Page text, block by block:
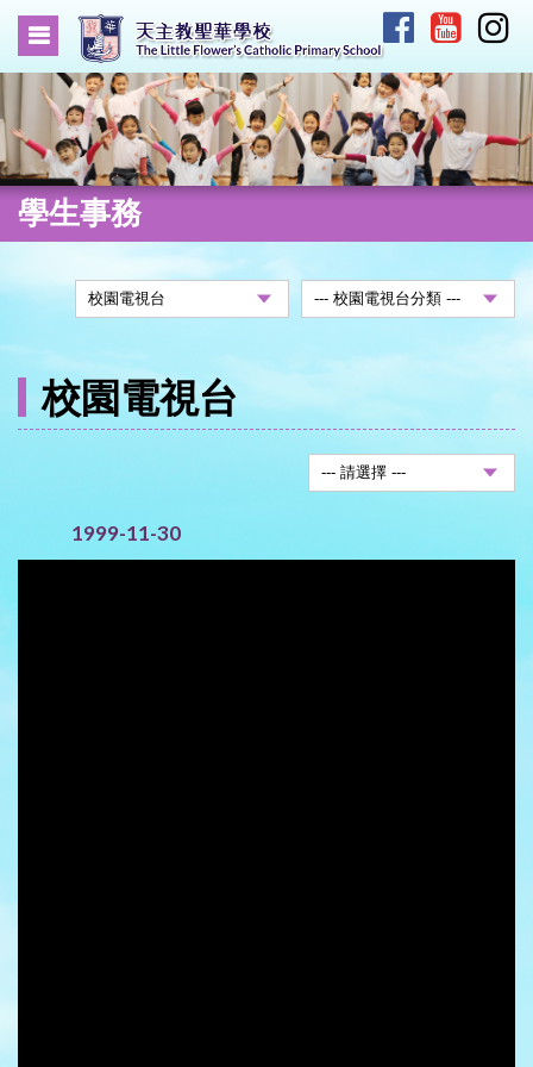
學生事務
校園電視台
1999-11-30